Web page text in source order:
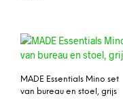
MADE Essentials Mino set
van bureau en stoel, grijs